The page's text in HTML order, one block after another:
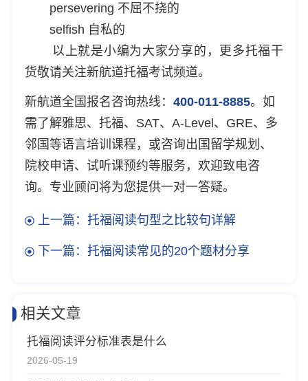
persevering 不屈不挠的
selfish 自私的
以上就是小编为大家分享的，更多托福干
货敬请关注新航道托福考试频道。
新航道全国报名咨询热线： 400-011-8885。如
需了解雅思、托福、SAT、A-Level、GRE、多
邻国等语言培训课程，或咨询出国留学规划、
院校申请、试听课预约等服务，欢迎致电咨
询。专业顾问将为您提供一对一答疑。
上一篇：托福阅读句型之比较句详解
下一篇：托福阅读常见的20个题材分享
相关文章
托福阅读评分标准表是什么
2026-05-19